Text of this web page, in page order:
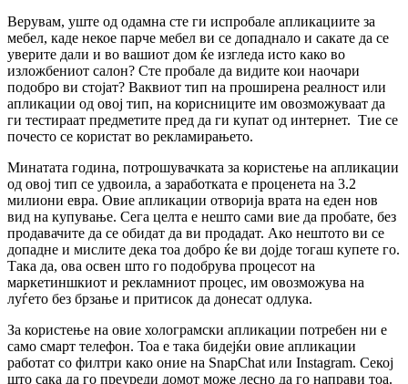
Верувам, уште од одамна сте ги испробале апликациите за
мебел, каде некое парче мебел ви се допаднало и сакате да се
уверите дали и во вашиот дом ќе изгледа исто како во
изложбениот салон? Сте пробале да видите кои наочари
подобро ви стојат? Ваквиот тип на проширена реалност или
апликации од овој тип, на корисниците им овозможуваат да
ги тестираат предметите пред да ги купат од интернет. Тие се
почесто се користат во рекламирањето.
Минатата година, потрошувачката за користење на апликации
од овој тип се удвоила, а заработката е проценета на 3.2
милиони евра. Овие апликации отворија врата на еден нов
вид на купување. Сега целта е нешто сами вие да пробате, без
продавачите да се обидат да ви продадат. Ако нештото ви се
допадне и мислите дека тоа добро ќе ви дојде тогаш купете го.
Така да, ова освен што го подобрува процесот на
маркетиншкиот и рекламниот процес, им овозможува на
луѓето без брзање и притисок да донесат одлука.
За користење на овие холограмски апликации потребен ни е
само смарт телефон. Тоа е така бидејќи овие апликации
работат со филтри како оние на SnapChat или Instagram. Секој
што сака да го преуреди домот може лесно да го направи тоа.